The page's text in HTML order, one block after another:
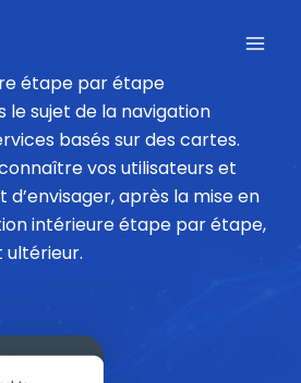
étape par étape
le sujet de la navigation
basés sur des cartes.
vos utilisateurs et
d’envisager, après la mise en
intérieure étape par étape,